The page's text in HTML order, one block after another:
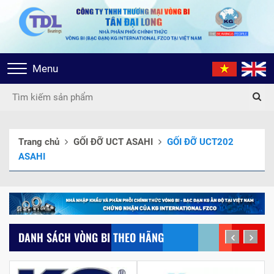
Toggle
navigation
Menu
Trang chủ GỐI ĐỠ UCT ASAHI
GỐI ĐỠ UCT202
ASAHI
DANH SÁCH VÒNG BI THEO HÃNG prev next